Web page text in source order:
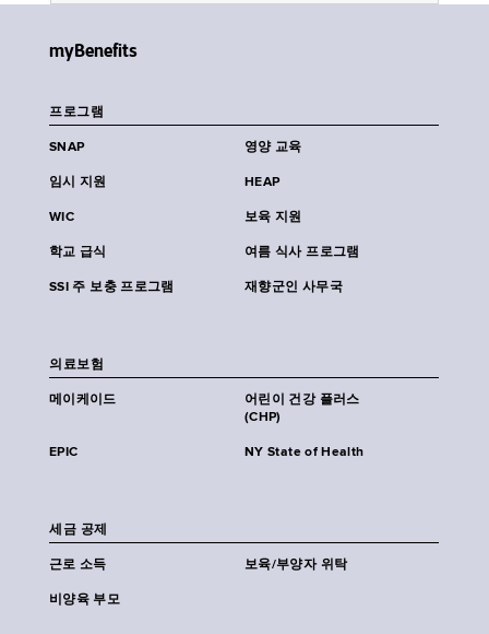
myBenefits
프로그램
SNAP 영양 교육
임시 지원 HEAP
WIC 보육 지원
학교 급식 여름 식사 프로그램
SSI 주 보충 프로그램 재향군인 사무국
의료보험
메이케이드
어린이 건강 플러스
(CHP)
EPIC NY State of Health
세금 공제
근로 소득 보육/부양자 위탁
비양육 부모